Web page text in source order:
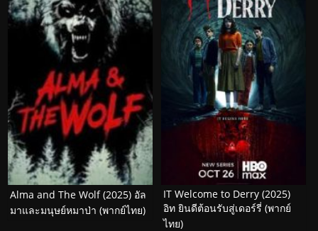
Alma and The Wolf (2025) อัล
มาและมนุษย์หมาป่า (พากย์ไทย)
IT Welcome to Derry (2025)
อิท ยินดีต้อนรับสู่เดอร์รี่ (พากย์
ไทย)